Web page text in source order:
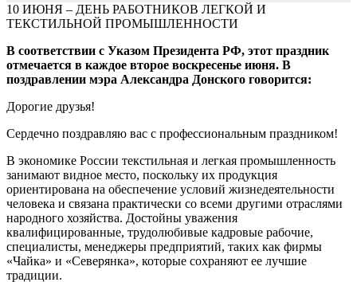
10 ИЮНЯ – ДЕНЬ РАБОТНИКОВ ЛЕГКОЙ И
ТЕКСТИЛЬНОЙ ПРОМЫШЛЕННОСТИ
В соответствии с Указом Президента РФ, этот праздник
отмечается в каждое второе воскресенье июня. В
поздравлении мэра Александра Донского говорится:
Дорогие друзья!
Сердечно поздравляю вас с профессиональным праздником!
В экономике России текстильная и легкая промышленность
занимают видное место, поскольку их продукция
ориентирована на обеспечение условий жизнедеятельности
человека и связана практически со всеми другими отраслями
народного хозяйства. Достойны уважения
квалифицированные, трудолюбивые кадровые рабочие,
специалисты, менеджеры предприятий, таких как фирмы
«Чайка» и «Северянка», которые сохраняют ее лучшие
традиции.